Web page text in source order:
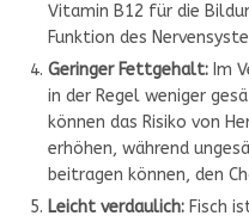
Vitamin B12 für die
Funktion des
Geringer Fettgehalt: Im
in der Regel weniger
können das Risiko von
erhöhen, während
beitragen können, den
Leicht verdaulich: Fisch